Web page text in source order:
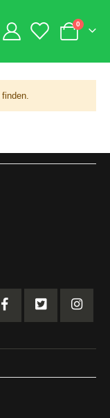
Warenkorb
0 Artikel